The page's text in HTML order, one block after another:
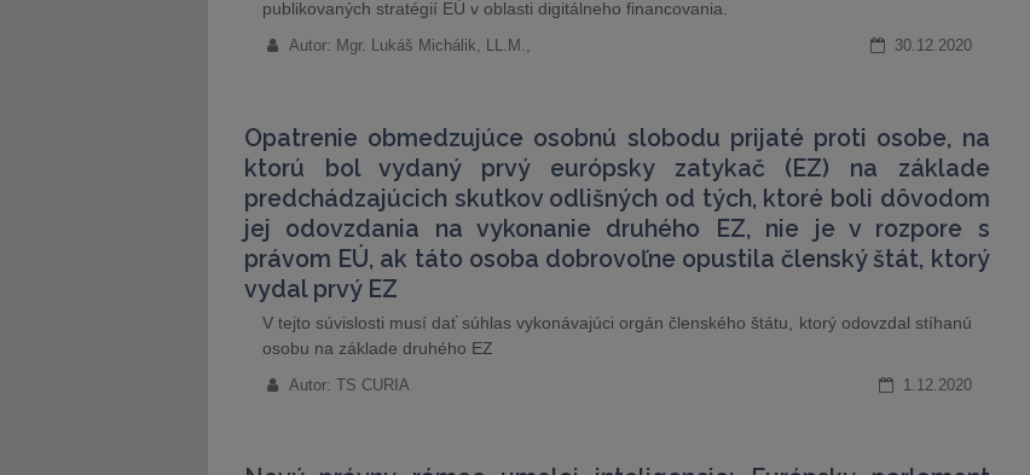
publikovaných stratégií EÚ v oblasti digitálneho financovania.
Autor: Mgr. Lukáš Michálik, LL.M., 30.12.2020
Opatrenie obmedzujúce osobnú slobodu prijaté proti osobe, na
ktorú bol vydaný prvý európsky zatykač (EZ) na základe
predchádzajúcich skutkov odlišných od tých, ktoré boli dôvodom
jej odovzdania na vykonanie druhého EZ, nie je v rozpore s
právom EÚ, ak táto osoba dobrovoľne opustila členský štát, ktorý
vydal prvý EZ
V tejto súvislosti musí dať súhlas vykonávajúci orgán členského štátu, ktorý odovzdal stíhanú
osobu na základe druhého EZ
Autor: TS CURIA 1.12.2020